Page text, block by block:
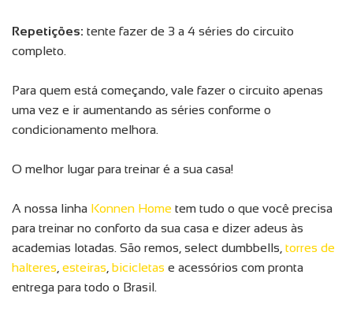
Repetições: tente fazer de 3 a 4 séries do circuito
completo.
Para quem está começando, vale fazer o circuito apenas
uma vez e ir aumentando as séries conforme o
condicionamento melhora.
O melhor lugar para treinar é a sua casa!
A nossa linha Konnen Home tem tudo o que você precisa
para treinar no conforto da sua casa e dizer adeus às
academias lotadas. São remos, select dumbbells, torres de
halteres esteiras bicicletas e acessórios com pronta
entrega para todo o Brasil.